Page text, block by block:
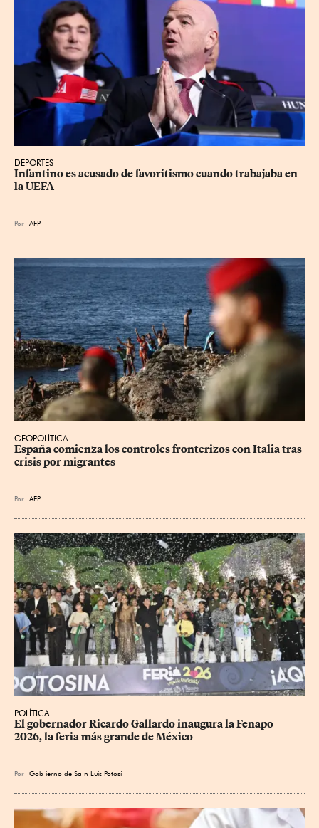
DEPORTES
Infantino es acusado de favoritismo cuando trabajaba en
la UEFA
Por AFP
GEOPOLÍTICA
España comienza los controles fronterizos con Italia tras
crisis por migrantes
Por AFP
POLÍTICA
​El gobernador Ricardo Gallardo inaugura la Fenapo
2026, la feria más grande de México
Por Gob ierno de Sa n Luis Potosí